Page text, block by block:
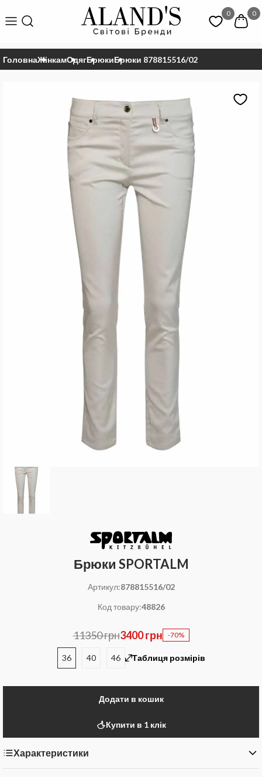
0 0
ГоловнаЖінкамОдягБрюкиБрюки 878815516/02
Брюки SPORTALM
Артикул:878815516/02
Код товару:48826
11350 грн3400 грн -70%
36 40 46 Таблиця розмірів
Додати в кошик
Купити в 1 клік
Характеристики